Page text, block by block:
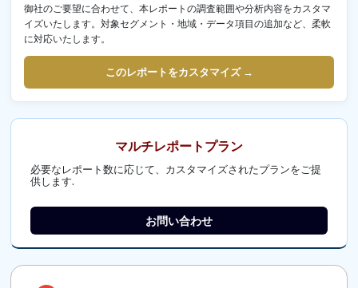
御社のご要望に合わせて、本レポートの調査範囲や分析内容をカスタマ
イズいたします。対象セグメント・地域・データ項目の追加など、柔軟
に対応いたします。
このレポートをカスタマイズ →
マルチレポートプラン
必要なレポート数に応じて、カスタマイズされたプランをご提
供します.
お問い合わせ